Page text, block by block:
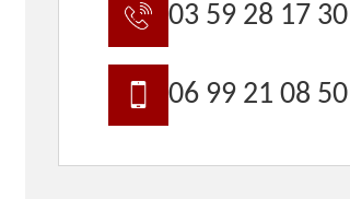
03 59 28 17 30
06 99 21 08 50